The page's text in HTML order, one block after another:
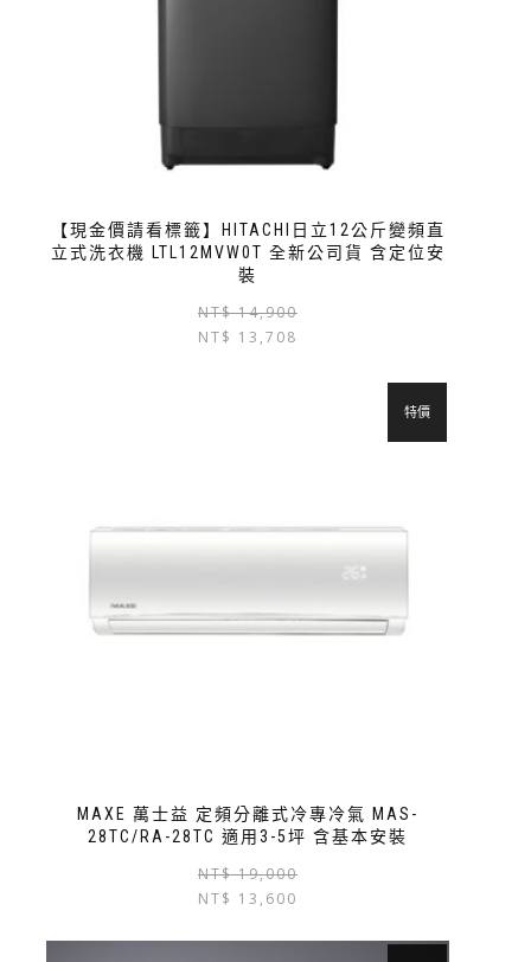
【現金價請看標籤】HITACHI日立12公斤變頻直
立式洗衣機 LTL12MVW0T 全新公司貨 含定位安
裝
NT$14,900
NT$ 13,708
MAXE 萬士益 定頻分離式冷專冷氣 MAS-
28TC/RA-28TC 適用3-5坪 含基本安裝
特價
NT$19,000
NT$ 13,600